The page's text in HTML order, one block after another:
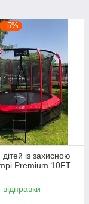
–5%
із захисною
Premium 10FT